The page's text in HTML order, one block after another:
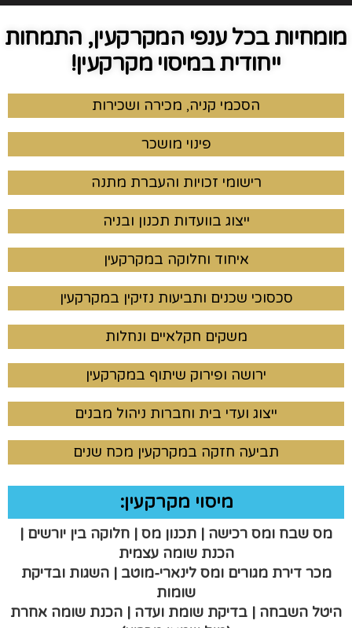
מומחיות בכל ענפי המקרקעין, התמחות
ייחודית במיסוי מקרקעין!
הסכמי קניה, מכירה ושכירות
פינוי מושכר
רישומי זכויות והעברת מתנה
ייצוג בוועדות תכנון ובניה
איחוד וחלוקה במקרקעין
סכסוכי שכנים ותביעות נזיקין במקרקעין
משקים חקלאיים ונחלות
ירושה ופירוק שיתוף במקרקעין
ייצוג ועדי בית וחברות ניהול מבנים
תביעה חזקה במקרקעין מכח שנים
מיסוי מקרקעין:
מס שבח ומס רכישה | תכנון מס | חלוקה בין יורשים |
הכנת שומה עצמית
מכר דירת מגורים ומס לינארי-מוטב | השגות ובדיקת
שומות
היטל השבחה | בדיקת שומת ועדה | הכנת שומה אחרת